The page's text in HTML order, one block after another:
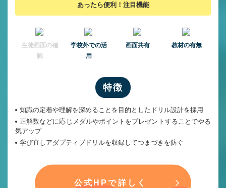
あったら便利！注目機能
⽣徒画⾯の確
認
学校外での活
用
画面共有 教材の有無
特徴
知識の定着や理解を深めることを目的としたドリル設計を採用
正解数などに応じメダルやポイントをプレゼントすることでやる
気アップ
学び直しアダプティブドリルを収録してつまづきを防ぐ
公式HPで詳しく